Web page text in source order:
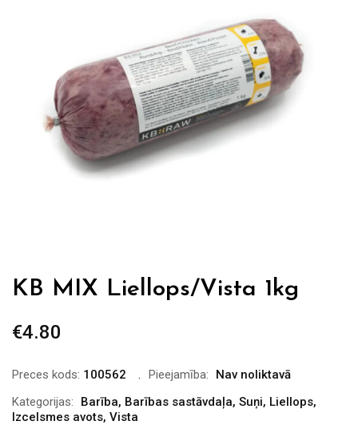
KB MIX Liellops/Vista 1kg
€4.80
Preces kods: 100562 Pieejamība:
Nav noliktavā
Kategorijas:
Barība, Barības sastāvdaļa, Suņi, Liellops,
Izcelsmes avots, Vista